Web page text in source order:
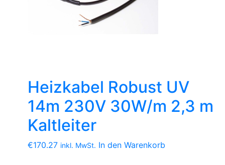
Heizkabel Robust UV
14m 230V 30W/m 2,3 m
Kaltleiter
€170.27 inkl. MwSt. In den Warenkorb